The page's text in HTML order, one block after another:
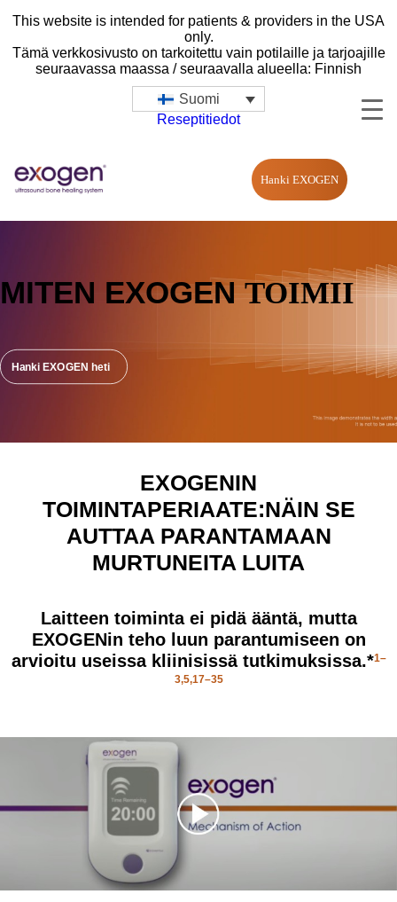
This website is intended for patients & providers in the USA
only.
Tämä verkkosivusto on tarkoitettu vain potilaille ja tarjoajille
seuraavassa maassa / seuraavalla alueella: Finnish
Suomi
Reseptitiedot
Hanki EXOGEN
MITEN EXOGENTOIMII
Hanki EXOGEN heti
EXOGENIN
TOIMINTAPERIAATE:NÄIN SE
AUTTAA PARANTAMAAN
MURTUNEITA LUITA
Laitteen toiminta ei pidä ääntä, mutta
EXOGENin teho luun parantumiseen on
arvioitu useissa kliinisissä tutkimuksissa.*1–
3,5,17–35